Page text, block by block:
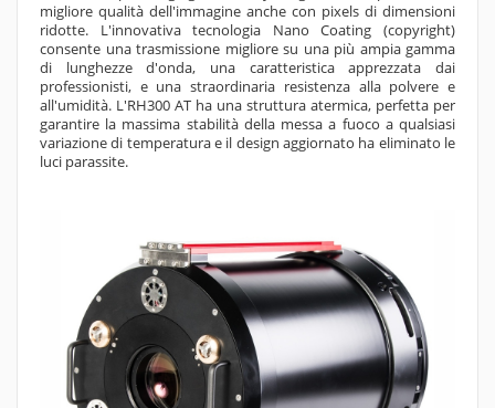
migliore qualità dell'immagine anche con pixels di dimensioni
ridotte. L'innovativa tecnologia Nano Coating (copyright)
consente una trasmissione migliore su una più ampia gamma
di lunghezze d'onda, una caratteristica apprezzata dai
professionisti, e una straordinaria resistenza alla polvere e
all'umidità. L'RH300 AT ha una struttura atermica, perfetta per
garantire la massima stabilità della messa a fuoco a qualsiasi
variazione di temperatura e il design aggiornato ha eliminato le
luci parassite.